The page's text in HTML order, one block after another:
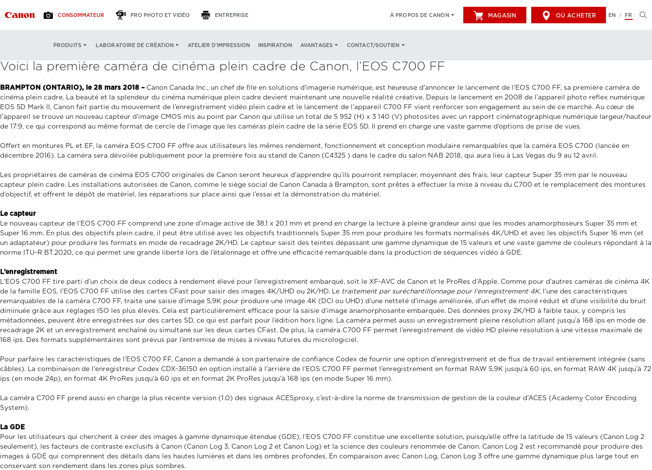
CONSOMMATEUR PRO PHOTO ET VIDÉO ENTREPRISE À PROPOS DE CANON MAGASIN OÙ ACHETER EN / FR
PRODUITS LABORATOIRE DE CRÉATION ATELIER D’IMPRESSION INSPIRATION AVANTAGES CONTACT/SOUTIEN
Voici la première caméra de cinéma plein cadre de Canon, l’EOS C700 FF
BRAMPTON (ONTARIO), le 28 mars 2018 – Canon Canada Inc., un chef de file en solutions d'imagerie numérique, est heureuse d'annoncer le lancement de l’EOS C700 FF, sa première caméra de
cinéma plein cadre. La beauté et la splendeur du cinéma numérique plein cadre devient maintenant une nouvelle réalité créative. Depuis le lancement en 2008 de l’appareil photo reflex numérique
EOS 5D Mark II, Canon fait partie du mouvement de l’enregistrement vidéo plein cadre et le lancement de l’appareil C700 FF vient renforcer son engagement au sein de ce marché. Au cœur de
l’appareil se trouve un nouveau capteur d’image CMOS mis au point par Canon qui utilise un total de 5 952 (H) x 3 140 (V) photosites avec un rapport cinématographique numérique largeur/hauteur
de 17:9, ce qui correspond au même format de cercle de l’image que les caméras plein cadre de la série EOS 5D. Il prend en charge une vaste gamme d’options de prise de vues.
Offert en montures PL et EF, la caméra EOS C700 FF offre aux utilisateurs les mêmes rendement, fonctionnement et conception modulaire remarquables que la caméra EOS C700 (lancée en
décembre 2016). La caméra sera dévoilée publiquement pour la première fois au stand de Canon (C4325 ) dans le cadre du salon NAB 2018, qui aura lieu à Las Vegas du 9 au 12 avril.
Les propriétaires de caméras de cinéma EOS C700 originales de Canon seront heureux d’apprendre qu’ils pourront remplacer, moyennant des frais, leur capteur Super 35 mm par le nouveau
capteur plein cadre. Les installations autorisées de Canon, comme le siège social de Canon Canada à Brampton, sont prêtes à effectuer la mise à niveau du C700 et le remplacement des montures
d’objectif, et offrent le dépôt de matériel, les réparations sur place ainsi que l’essai et la démonstration du matériel.
Le capteur
Le nouveau capteur de l’EOS C700 FF comprend une zone d’image active de 38,1 x 20,1 mm et prend en charge la lecture à pleine grandeur ainsi que les modes anamorphoseurs Super 35 mm et
Super 16 mm. En plus des objectifs plein cadre, il peut être utilisé avec les objectifs traditionnels Super 35 mm pour produire les formats normalisés 4K/UHD et avec les objectifs Super 16 mm (et
un adaptateur) pour produire les formats en mode de recadrage 2K/HD. Le capteur saisit des teintes dépassant une gamme dynamique de 15 valeurs et une vaste gamme de couleurs répondant à la
norme ITU-R BT.2020, ce qui permet une grande liberté lors de l’étalonnage et offre une efficacité remarquable dans la production de séquences vidéo à GDE.
L’enregistrement
L'EOS C700 FF tire parti d’un choix de deux codecs à rendement élevé pour l’enregistrement embarqué, soit le XF-AVC de Canon et le ProRes d’Apple. Comme pour d’autres caméras de cinéma 4K
de la famille EOS, l’EOS C700 FF utilise des cartes CFast pour saisir des images 4K/UHD ou 2K/HD. Le traitement par suréchantillonnage pour l'enregistrement 4K, l’une des caractéristiques
remarquables de la caméra C700 FF, traite une saisie d’image 5,9K pour produire une image 4K (DCI ou UHD) d’une netteté d'image améliorée, d’un effet de moiré réduit et d’une visibilité du bruit
diminuée grâce aux réglages ISO les plus élevés. Cela est particulièrement efficace pour la saisie d’image anamorphosante embarquée. Des données proxy 2K/HD à faible taux, y compris les
métadonnées, peuvent être enregistrées sur des cartes SD, ce qui est parfait pour l’édition hors ligne. La caméra permet aussi un enregistrement pleine résolution allant jusqu’à 168 ips en mode de
recadrage 2K et un enregistrement enchaîné ou simultané sur les deux cartes CFast. De plus, la caméra C700 FF permet l’enregistrement de vidéo HD pleine résolution à une vitesse maximale de
168 ips. Des formats supplémentaires sont prévus par l’entremise de mises à niveau futures du micrologiciel.
Pour parfaire les caractéristiques de l’EOS C700 FF, Canon a demandé à son partenaire de confiance Codex de fournir une option d'enregistrement et de flux de travail entièrement intégrée (sans
câbles). La combinaison de l'enregistreur Codex CDX-36150 en option installé à l’arrière de l’EOS C700 FF permet l’enregistrement en format RAW 5,9K jusqu’à 60 ips, en format RAW 4K jusqu’à 72
ips (en mode 24p), en format 4K ProRes jusqu’à 60 ips et en format 2K ProRes jusqu’à 168 ips (en mode Super 16 mm).
La caméra C700 FF prend aussi en charge la plus récente version (1.0) des signaux ACESproxy, c’est-à-dire la norme de transmission de gestion de la couleur d’ACES (Academy Color Encoding
System).
La GDE
Pour les utilisateurs qui cherchent à créer des images à gamme dynamique étendue (GDE), l’EOS C700 FF constitue une excellente solution, puisqu’elle offre la latitude de 15 valeurs (Canon Log 2
seulement), les facteurs de contraste exclusifs à Canon (Canon Log 3, Canon Log 2 et Canon Log) et la science des couleurs renommée de Canon. Canon Log 2 est recommandé pour produire des
images à GDE qui comprennent des détails dans les hautes lumières et dans les ombres profondes. En comparaison avec Canon Log, Canon Log 3 offre une gamme dynamique plus large tout en
conservant son rendement dans les zones plus sombres.